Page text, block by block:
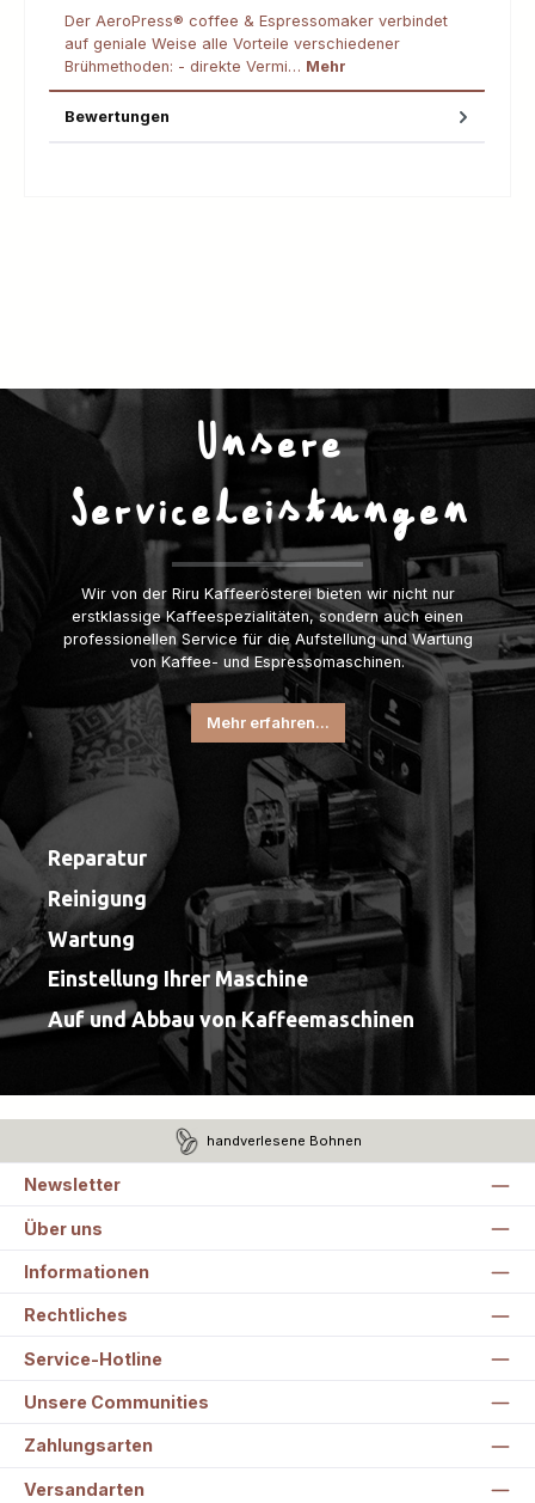
Der AeroPress® coffee & Espressomaker verbindet
auf geniale Weise alle Vorteile verschiedener
Brühmethoden: - direkte Vermi… Mehr
Bewertungen
Unsere
Serviceleistungen
Wir von der Riru Kaffeerösterei bieten wir nicht nur
erstklassige Kaffeespezialitäten, sondern auch einen
professionellen Service für die Aufstellung und Wartung
von Kaffee- und Espressomaschinen.
Mehr erfahren...
Reparatur
Reinigung
Wartung
Einstellung Ihrer Maschine
Auf und Abbau von Kaffeemaschinen
handverlesene Bohnen
Newsletter
Über uns
Informationen
Rechtliches
Service-Hotline
Unsere Communities
Zahlungsarten
Versandarten